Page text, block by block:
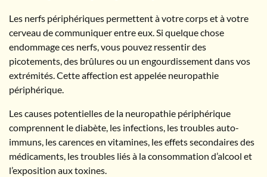
Les nerfs périphériques permettent à votre corps et à votre
cerveau de communiquer entre eux. Si quelque chose
endommage ces nerfs, vous pouvez ressentir des
picotements, des brûlures ou un engourdissement dans vos
extrémités. Cette affection est appelée neuropathie
périphérique.
Les causes potentielles de la neuropathie périphérique
comprennent le diabète, les infections, les troubles auto-
immuns, les carences en vitamines, les effets secondaires des
médicaments, les troubles liés à la consommation d’alcool et
l’exposition aux toxines.